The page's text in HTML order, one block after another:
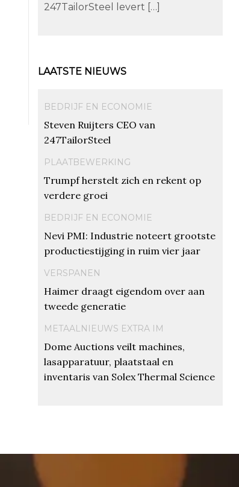
247TailorSteel levert […]
LAATSTE NIEUWS
BEDRIJF EN ECONOMIE
Steven Ruijters CEO van
247TailorSteel
PLAATBEWERKING
Trumpf herstelt zich en rekent op
verdere groei
BEDRIJF EN ECONOMIE
Nevi PMI: Industrie noteert grootste
productiestijging in ruim vier jaar
VERSPANEN
Haimer draagt eigendom over aan
tweede generatie
METAALNIEUWS EXTRA IM
Dome Auctions veilt machines,
lasapparatuur, plaatstaal en
inventaris van Solex Thermal Science